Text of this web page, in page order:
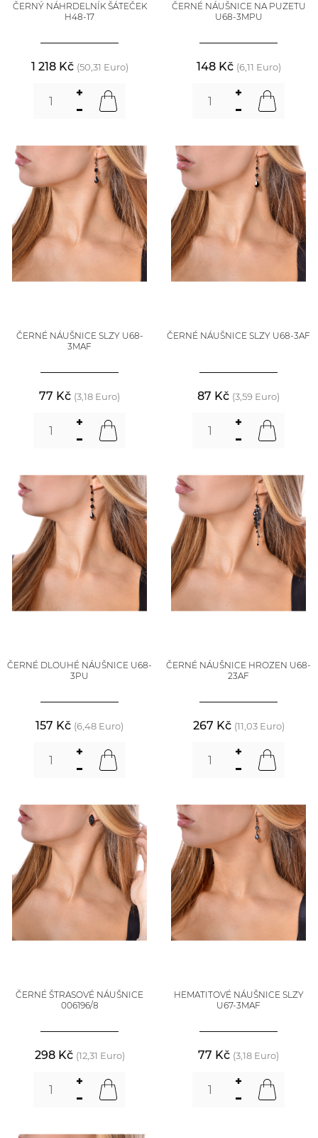
ČERNÝ NÁHRDELNÍK ŠÁTEČEK
H48-17
1 218 Kč (50,31 Euro)
ČERNÉ NÁUŠNICE NA PUZETU
U68-3MPU
148 Kč (6,11 Euro)
ČERNÉ NÁUŠNICE SLZY U68-
3MAF
77 Kč (3,18 Euro)
ČERNÉ NÁUŠNICE SLZY U68-3AF
87 Kč (3,59 Euro)
ČERNÉ DLOUHÉ NÁUŠNICE U68-
3PU
157 Kč (6,48 Euro)
ČERNÉ NÁUŠNICE HROZEN U68-
23AF
267 Kč (11,03 Euro)
ČERNÉ ŠTRASOVÉ NÁUŠNICE
006196/8
298 Kč (12,31 Euro)
HEMATITOVÉ NÁUŠNICE SLZY
U67-3MAF
77 Kč (3,18 Euro)